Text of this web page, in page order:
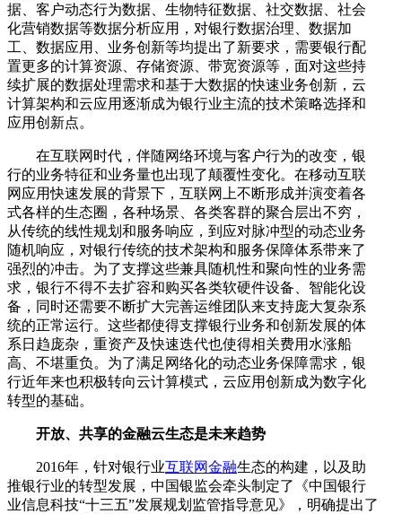
据、客户动态行为数据、生物特征数据、社交数据、社会
化营销数据等数据分析应用，对银行数据治理、数据加
工、数据应用、业务创新等均提出了新要求，需要银行配
置更多的计算资源、存储资源、带宽资源等，面对这些持
续扩展的数据处理需求和基于大数据的快速业务创新，云
计算架构和云应用逐渐成为银行业主流的技术策略选择和
应用创新点。
在互联网时代，伴随网络环境与客户行为的改变，银
行的业务特征和业务量也出现了颠覆性变化。在移动互联
网应用快速发展的背景下，互联网上不断形成并演变着各
式各样的生态圈，各种场景、各类客群的聚合层出不穷，
从传统的线性规划和服务响应，到应对脉冲型的动态业务
随机响应，对银行传统的技术架构和服务保障体系带来了
强烈的冲击。为了支撑这些兼具随机性和聚向性的业务需
求，银行不得不去扩容和购买各类软硬件设备、智能化设
备，同时还需要不断扩大完善运维团队来支持庞大复杂系
统的正常运行。这些都使得支撑银行业务和创新发展的体
系日趋庞杂，重资产及快速迭代也使得相关费用水涨船
高、不堪重负。为了满足网络化的动态业务保障需求，银
行近年来也积极转向云计算模式，云应用创新成为数字化
转型的基础。
开放、共享的金融云生态是未来趋势
2016年，针对银行业互联网金融生态的构建，以及助
推银行业的转型发展，中国银监会牵头制定了《中国银行
业信息科技“十三五”发展规划监管指导意见》，明确提出了